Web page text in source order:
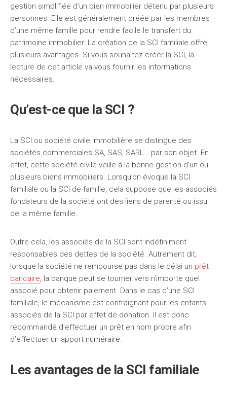
gestion simplifiée d’un bien immobilier détenu par plusieurs
personnes. Elle est généralement créée par les membres
d’une même famille pour rendre facile le transfert du
patrimoine immobilier. La création de la SCI familiale offre
plusieurs avantages. Si vous souhaitez créer la SCI, la
lecture de cet article va vous fournir les informations
nécessaires.
Qu’est-ce que la SCI ?
La SCI ou société civile immobilière se distingue des
sociétés commerciales SA, SAS, SARL… par son objet. En
effet, cette société civile veille à la bonne gestion d’un ou
plusieurs biens immobiliers. Lorsqu’on évoque la SCI
familiale ou la SCI de famille, cela suppose que les associés
fondateurs de la société ont des liens de parenté ou issu
de la même famille.
Outre cela, les associés de la SCI sont indéfiniment
responsables des dettes de la société. Autrement dit,
lorsque la société ne rembourse pas dans le délai un prêt
bancaire, la banque peut se tourner vers n’importe quel
associé pour obtenir paiement. Dans le cas d’une SCI
familiale, le mécanisme est contraignant pour les enfants
associés de la SCI par effet de donation. Il est donc
recommandé d’effectuer un prêt en nom propre afin
d’effectuer un apport numéraire.
Les avantages de la SCI familiale